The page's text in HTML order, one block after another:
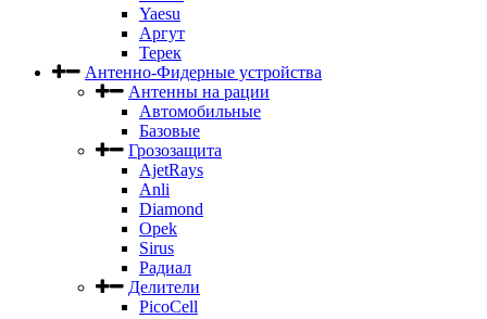
Yaesu
Аргут
Терек
Антенно-Фидерные устройства
Антенны на рации
Автомобильные
Базовые
Грозозащита
AjetRays
Anli
Diamond
Opek
Sirus
Радиал
Делители
PicoCell